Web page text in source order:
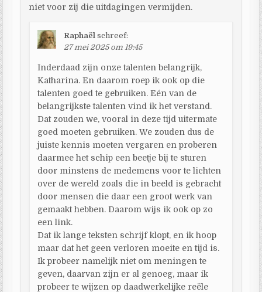
niet voor zij die uitdagingen vermijden.
Raphaël schreef:
27 mei 2025 om 19:45
Inderdaad zijn onze talenten belangrijk,
Katharina. En daarom roep ik ook op die
talenten goed te gebruiken. Eén van de
belangrijkste talenten vind ik het verstand.
Dat zouden we, vooral in deze tijd uitermate
goed moeten gebruiken. We zouden dus de
juiste kennis moeten vergaren en proberen
daarmee het schip een beetje bij te sturen
door minstens de medemens voor te lichten
over de wereld zoals die in beeld is gebracht
door mensen die daar een groot werk van
gemaakt hebben. Daarom wijs ik ook op zo
een link.
Dat ik lange teksten schrijf klopt, en ik hoop
maar dat het geen verloren moeite en tijd is.
Ik probeer namelijk niet om meningen te
geven, daarvan zijn er al genoeg, maar ik
probeer te wijzen op daadwerkelijke reële